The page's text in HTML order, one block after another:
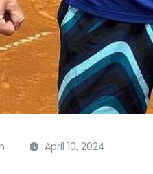
April 10, 2024